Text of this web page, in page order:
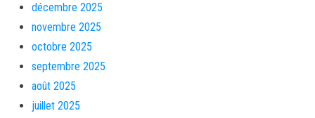
décembre 2025
novembre 2025
octobre 2025
septembre 2025
août 2025
juillet 2025